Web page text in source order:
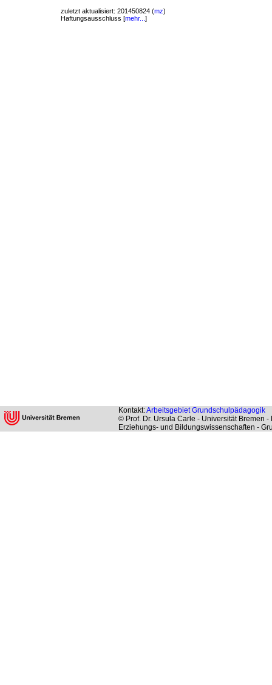
zuletzt aktualisiert: 201450824 (mz)
Haftungsausschluss [mehr... ]
Kontakt:Arbeitsgebiet Grundschulpädagogik
© Prof. Dr. Ursula Carle - Universität Bremen -
Erziehungs- und Bildungswissenschaften -